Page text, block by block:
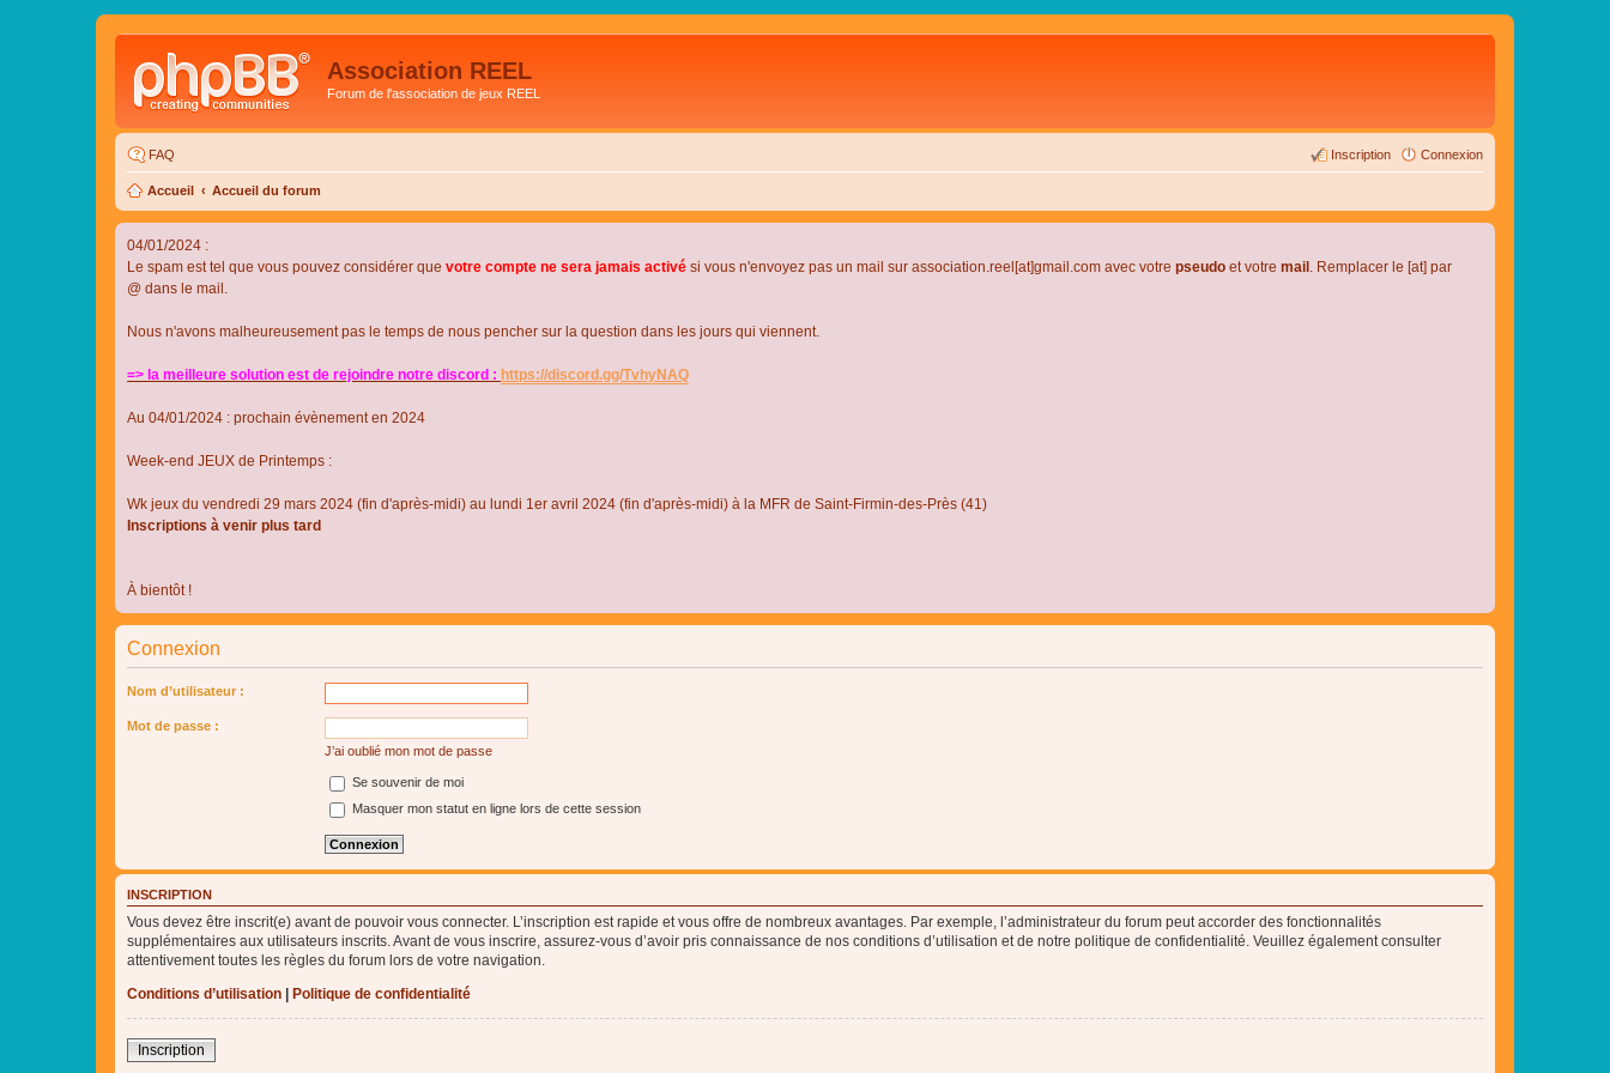
Association REEL
Forum de l'association de jeux REEL
FAQ Connexion
Inscription
Accueil Accueil du forum
04/01/2024 :
Le spam est tel que vous pouvez considérer que votre compte ne sera jamais activé si vous n'envoyez pas un mail sur association.reel[at]gmail.com avec votre pseudo et votre mail . Remplacer le [at] par
@ dans le mail.
Nous n'avons malheureusement pas le temps de nous pencher sur la question dans les jours qui viennent.
=> la meilleure solution est de rejoindre notre discord : https://discord.gg/TvhyNAQ
Au 04/01/2024 : prochain évènement en 2024
Week-end JEUX de Printemps :
Wk jeux du vendredi 29 mars 2024 (fin d'après-midi) au lundi 1er avril 2024 (fin d'après-midi) à la MFR de Saint-Firmin-des-Près (41)
Inscriptions à venir plus tard
À bientôt !
Connexion
Nom d’utilisateur :
Mot de passe :
J’ai oublié mon mot de passe
Se souvenir de moi
Masquer mon statut en ligne lors de cette session
INSCRIPTION
Vous devez être inscrit(e) avant de pouvoir vous connecter. L’inscription est rapide et vous offre de nombreux avantages. Par exemple, l’administrateur du forum peut accorder des fonctionnalités
supplémentaires aux utilisateurs inscrits. Avant de vous inscrire, assurez-vous d’avoir pris connaissance de nos conditions d’utilisation et de notre politique de confidentialité. Veuillez également consulter
attentivement toutes les règles du forum lors de votre navigation.
Conditions d’utilisation
Politique de confidentialité
Inscription